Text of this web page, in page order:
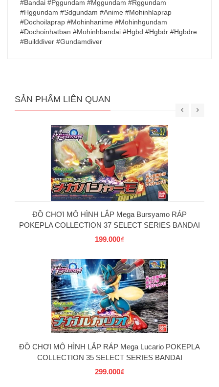
#Bandai #Pggundam #Mggundam #Rggundam
#Hggundam #Sdgundam #Anime #Mohinhlaprap
#Dochoilaprap #Mohinhanime #Mohinhgundam
#Dochoinhatban #Mohinhbandai #Hgbd #Hgbdr #Hgbdre
#Builddiver #Gundamdiver
SẢN PHẨM LIÊN QUAN
ĐỒ CHƠI MÔ HÌNH LẮP Mega Bursyamo RÁP
POKEPLA COLLECTION 37 SELECT SERIES BANDAI
199.000₫
ĐỒ CHƠI MÔ HÌNH LẮP RÁP Mega Lucario POKEPLA
COLLECTION 35 SELECT SERIES BANDAI
299.000₫